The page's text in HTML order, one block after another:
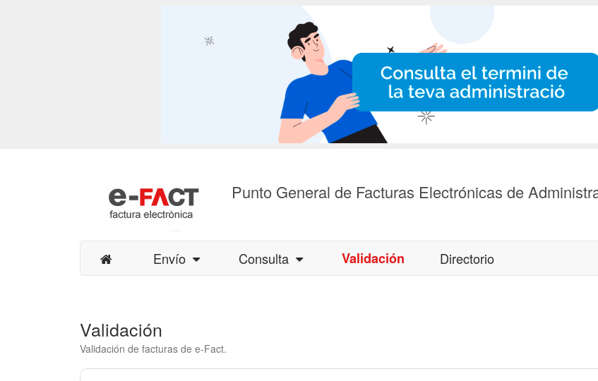
Punto General de Facturas Electrónicas de
Envío Consulta Validación Directorio
Validación
Validación de facturas de e-Fact.